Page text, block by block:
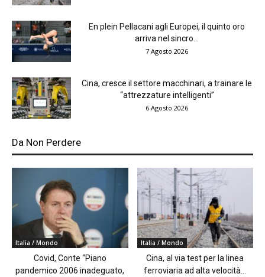
En plein Pellacani agli Europei, il quinto oro
arriva nel sincro...
7 Agosto 2026
Cina, cresce il settore macchinari, a trainare le
“attrezzature intelligenti”
6 Agosto 2026
Da Non Perdere
Italia / Mondo
Covid, Conte “Piano
pandemico 2006 inadeguato,
Italia / Mondo
Cina, al via test per la linea
ferroviaria ad alta velocità...